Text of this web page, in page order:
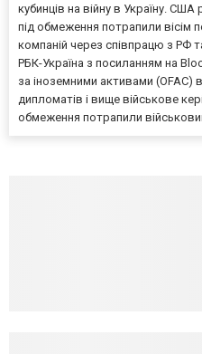
кубинців на війну в Україну. США
під обмеження потрапили вісім
компаній через співпрацю з РФ
РБК-Україна з посиланням на
за іноземними активами (OFAC)
дипломатів і вище військове
обмеження потрапили